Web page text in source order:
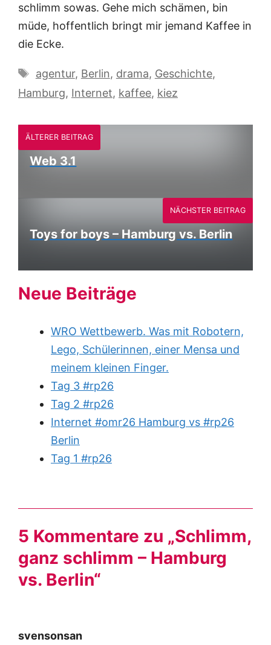
schlimm sowas. Gehe mich schämen, bin
müde, hoffentlich bringt mir jemand Kaffee in
die Ecke.
Schlagwörter
agentur, Berlin, drama, Geschichte,
Hamburg, Internet, kaffee, kiez
ÄLTERER BEITRAG
Web 3.1
Toys for boys – Hamburg vs. Berlin
NÄCHSTER BEITRAG
Neue Beiträge
WRO Wettbewerb. Was mit Robotern,
Lego, Schülerinnen, einer Mensa und
meinem kleinen Finger.
Tag 3 #rp26
Tag 2 #rp26
Internet #omr26 Hamburg vs #rp26
Berlin
Tag 1 #rp26
5 Kommentare zu „Schlimm,
ganz schlimm – Hamburg
vs. Berlin“
svensonsan